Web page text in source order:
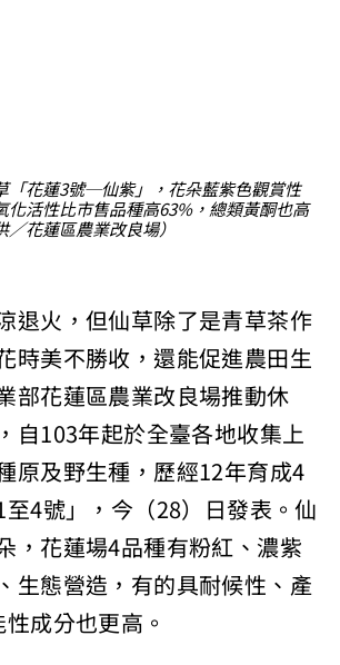
花蓮3號─仙紫」，花朵藍紫色觀賞性
活性比市售品種高63%，總類黃酮也高
花蓮區農業改良場）
退火，但仙草除了是青草茶作
時美不勝收，還能促進農田生
部花蓮區農業改良場推動休
自103年起於全臺各地收集上
原及野生種，歷經12年育成4
4號」，今（28）日發表。仙
，花蓮場4品種有粉紅、濃紫
生態營造，有的具耐候性、產
成分也更高。